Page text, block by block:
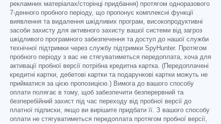
рекламних матеріалах/сторінці придбання) протягом одноразового
7-денного пробного періоду, що пропонує комплексні функції
виявлення та видалення шкідливих програм, високопродуктивні
засоби захисту для активного захисту вашої системи від загроз
шкідливого програмного забезпечення та доступ до нашої служби
технічної підтримки через службу підтримки SpyHunter. Протягом
пробного періоду з вас не стягуватиметься передоплата, хоча для
активації пробної версії потрібна кредитна картка. (Передоплачені
кредитні картки, дебетові картки та подарункові картки можуть не
прийматися за цією пропозицією.) Вимога до вашого способу
оплати полягає в тому, щоб забезпечити безперервний та
безперебійний захист під час переходу від пробної версії до
платної підписки, якщо ви вирішите придбати її. З вашого способу
оплати не стягуватиметься передоплата протягом пробної версії,